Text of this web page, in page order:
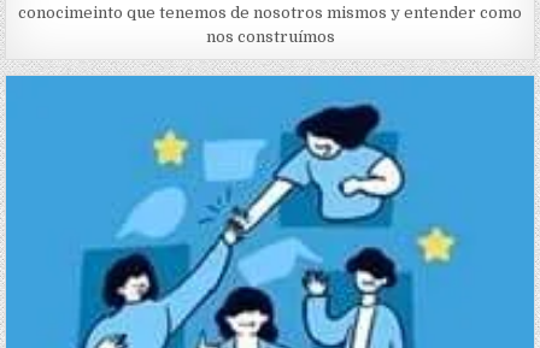
conocimeinto que tenemos de nosotros mismos y entender como
nos construímos